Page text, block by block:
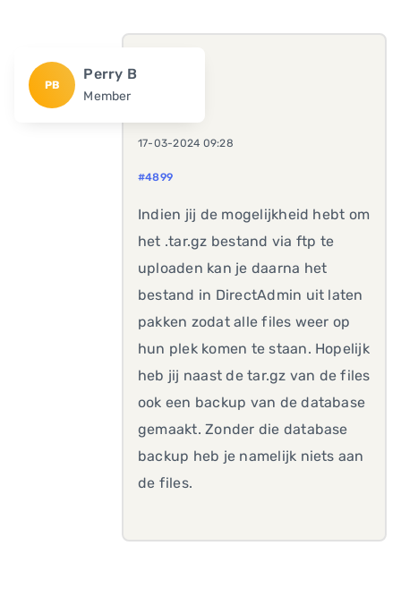
PB
Perry B
Member
17-03-2024 09:28
#4899
Indien jij de mogelijkheid hebt om
het .tar.gz bestand via ftp te
uploaden kan je daarna het
bestand in DirectAdmin uit laten
pakken zodat alle files weer op
hun plek komen te staan. Hopelijk
heb jij naast de tar.gz van de files
ook een backup van de database
gemaakt. Zonder die database
backup heb je namelijk niets aan
de files.